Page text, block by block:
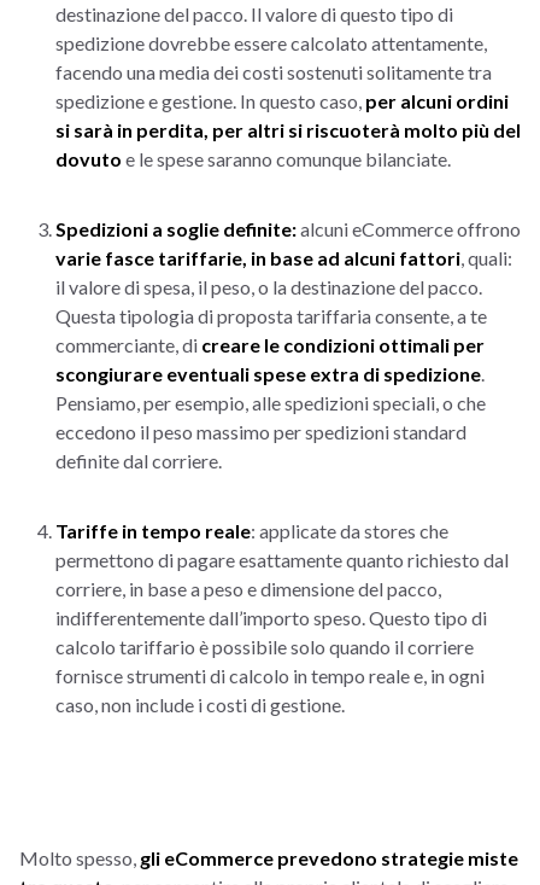
destinazione del pacco. Il valore di questo tipo di
spedizione dovrebbe essere calcolato attentamente,
facendo una media dei costi sostenuti solitamente tra
spedizione e gestione. In questo caso, per alcuni ordini
si sarà in perdita, per altri si riscuoterà molto più del
dovuto e le spese saranno comunque bilanciate.
Spedizioni a soglie definite:alcuni eCommerce offrono
varie fasce tariffarie, in base ad alcuni fattori , quali:
il valore di spesa, il peso, o la destinazione del pacco.
Questa tipologia di proposta tariffaria consente, a te
commerciante, di creare le condizioni ottimali per
scongiurare eventuali spese extra di spedizione
Pensiamo, per esempio, alle spedizioni speciali, o che
eccedono il peso massimo per spedizioni standard
definite dal corriere.
Tariffe in tempo reale: applicate da stores che
permettono di pagare esattamente quanto richiesto dal
corriere, in base a peso e dimensione del pacco,
indifferentemente dall’importo speso. Questo tipo di
calcolo tariffario è possibile solo quando il corriere
fornisce strumenti di calcolo in tempo reale e, in ogni
caso, non include i costi di gestione.
Molto spesso, gli eCommerce prevedono strategie miste